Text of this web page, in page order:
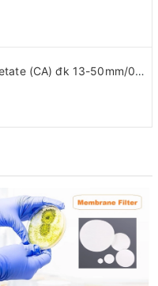
Màng lọc cellulose acetate (CA) đk 13-50mm/0.45µm, 4x25 chiếc/hộp, hãng Biosharp